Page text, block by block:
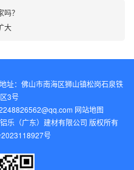
？
大
址：佛山市南海区狮山镇松岗石泉铁
3号
网站地图
乐（广东）建材有限公司 版权所有
号